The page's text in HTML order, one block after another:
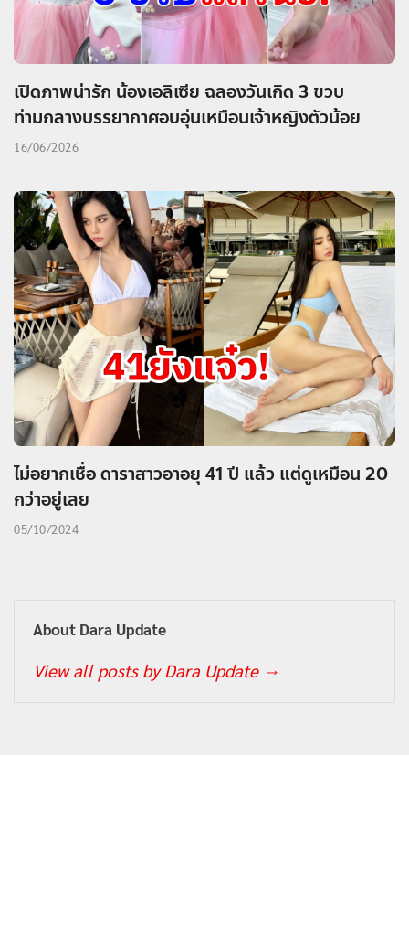
เปิดภาพน่ารัก น้องเอลิเซีย ฉลองวันเกิด 3 ขวบ
ท่ามกลางบรรยากาศอบอุ่นเหมือนเจ้าหญิงตัวน้อย
16/06/2026
ไม่อยากเชื่อ ดาราสาวอาอยุ 41 ปี แล้ว แต่ดูเหมือน 20
กว่าอยู่เลย
05/10/2024
About Dara Update
View all posts by Dara Update →